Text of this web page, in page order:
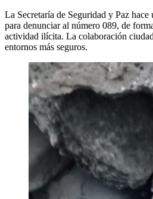
La Secretaría de Seguridad y Paz
para denunciar al número 089, de
actividad ilícita. La colaboración
entornos más seguros.